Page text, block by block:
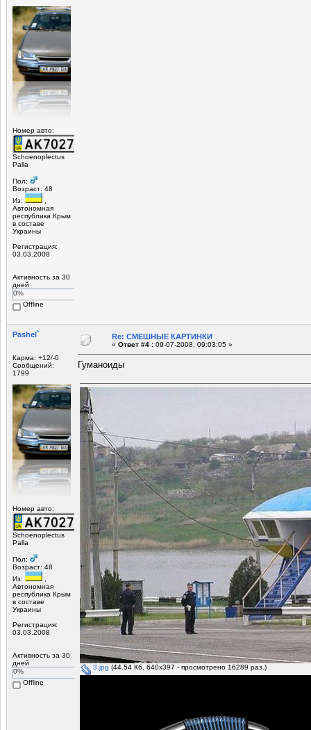
Номер авто:
Schoenoplectus
Palla
Пол:
Возраст: 48
Из:
,
Автономная
республика Крым
в составе
Украины
Регистрация:
03.03.2008
Активность за 30
дней
0%
Offline
Pashel`
Карма: +12/-0
Сообщений:
1799
Номер авто:
Schoenoplectus
Palla
Пол:
Возраст: 48
Из:
,
Автономная
республика Крым
в составе
Украины
Регистрация:
03.03.2008
Активность за 30
дней
0%
Offline
Re: СМЕШНЫЕ КАРТИНКИ
« Ответ #4 : 09-07-2008, 09:03:05 »
Гуманоиды
3.jpg (44.54 Кб, 640x397 - просмотрено 16289 раз.)